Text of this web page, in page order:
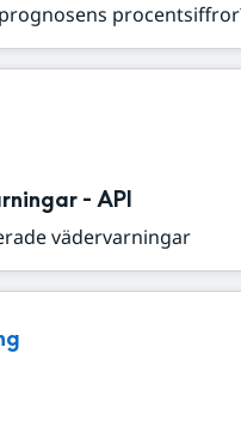
- API
vädervarningar